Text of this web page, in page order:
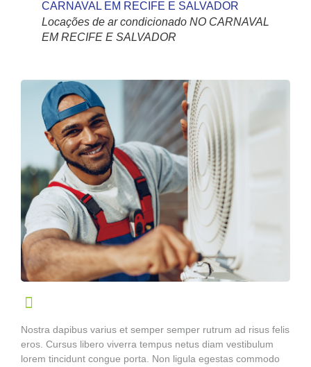
Locações de ar condicionado NO CARNAVAL
EM RECIFE E SALVADOR
Nostra dapibus varius et semper semper rutrum ad risus felis
eros. Cursus libero viverra tempus netus diam vestibulum
lorem tincidunt congue porta. Non ligula egestas commodo